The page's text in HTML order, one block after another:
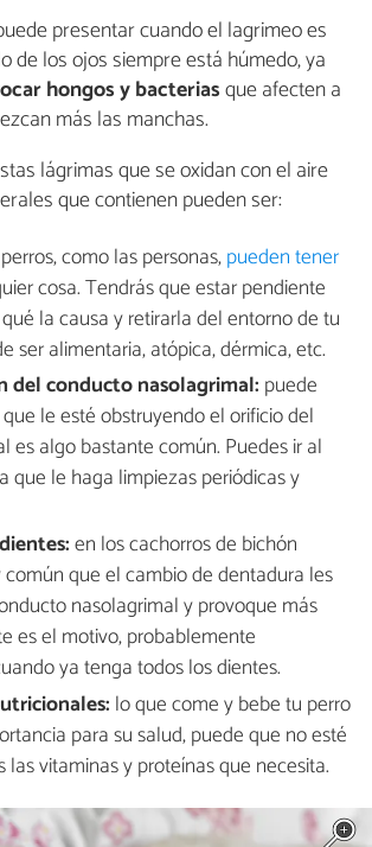
presentar cuando el lagrimeo es
de los ojos siempre está húmedo, ya
hongos y bacteriasque afecten a
más las manchas.
lágrimas que se oxidan con el aire
que contienen pueden ser:
como las personas,pueden tener
cosa. Tendrás que estar pendiente
la causa y retirarla del entorno de tu
ser alimentaria, atópica, dérmica, etc.
del conducto nasolagrimal: puede
le esté obstruyendo el orificio del
es algo bastante común. Puedes ir al
que le haga limpiezas periódicas y
en los cachorros de bichón
que el cambio de dentadura les
nasolagrimal y provoque más
es el motivo, probablemente
ya tenga todos los dientes.
lo que come y bebe tu perro
para su salud, puede que no esté
vitaminas y proteínas que necesita.